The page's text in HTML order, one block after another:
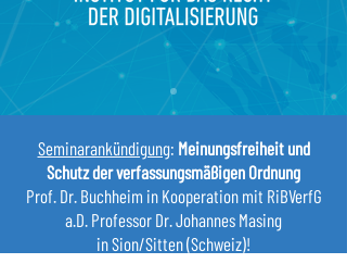
Seminarankündigung: Meinungsfreiheit und
Schutz der verfassungsmäßigen Ordnung
Prof. Dr. Buchheim in Kooperation mit RiBVerfG
a.D. Professor Dr. Johannes Masing
in Sion/Sitten (Schweiz)!